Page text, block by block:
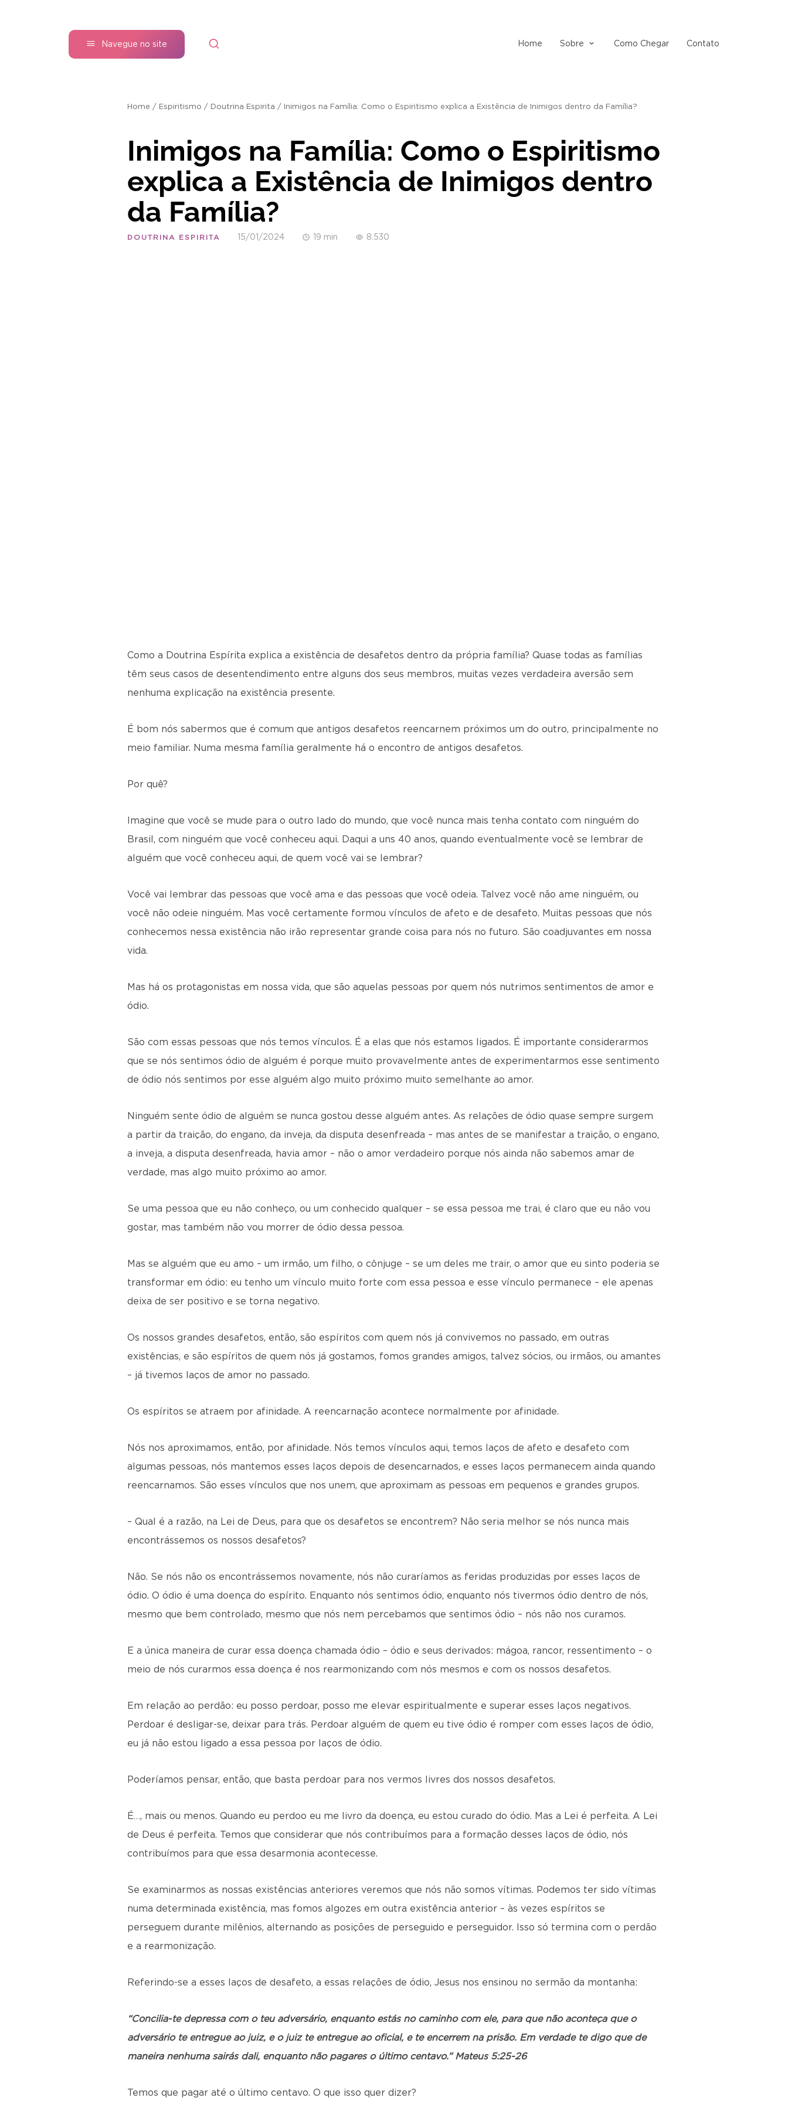
Navegue no site Home Sobre Como Chegar Contato
Home / Espiritismo / Doutrina Espirita / Inimigos na Família: Como o Espiritismo explica a Existência de Inimigos dentro da Família?
Inimigos na Família: Como o Espiritismo
explica a Existência de Inimigos dentro
da Família?
DOUTRINA ESPIRITA 15/01/2024 19 min 8.530
Como a Doutrina Espírita explica a existência de desafetos dentro da própria família? Quase todas as famílias
têm seus casos de desentendimento entre alguns dos seus membros, muitas vezes verdadeira aversão sem
nenhuma explicação na existência presente.
É bom nós sabermos que é comum que antigos desafetos reencarnem próximos um do outro, principalmente no
meio familiar. Numa mesma família geralmente há o encontro de antigos desafetos.
Por quê?
Imagine que você se mude para o outro lado do mundo, que você nunca mais tenha contato com ninguém do
Brasil, com ninguém que você conheceu aqui. Daqui a uns 40 anos, quando eventualmente você se lembrar de
alguém que você conheceu aqui, de quem você vai se lembrar?
Você vai lembrar das pessoas que você ama e das pessoas que você odeia. Talvez você não ame ninguém, ou
você não odeie ninguém. Mas você certamente formou vínculos de afeto e de desafeto. Muitas pessoas que nós
conhecemos nessa existência não irão representar grande coisa para nós no futuro. São coadjuvantes em nossa
vida.
Mas há os protagonistas em nossa vida, que são aquelas pessoas por quem nós nutrimos sentimentos de amor e
ódio.
São com essas pessoas que nós temos vínculos. É a elas que nós estamos ligados. É importante considerarmos
que se nós sentimos ódio de alguém é porque muito provavelmente antes de experimentarmos esse sentimento
de ódio nós sentimos por esse alguém algo muito próximo muito semelhante ao amor.
Ninguém sente ódio de alguém se nunca gostou desse alguém antes. As relações de ódio quase sempre surgem
a partir da traição, do engano, da inveja, da disputa desenfreada – mas antes de se manifestar a traição, o engano,
a inveja, a disputa desenfreada, havia amor – não o amor verdadeiro porque nós ainda não sabemos amar de
verdade, mas algo muito próximo ao amor.
Se uma pessoa que eu não conheço, ou um conhecido qualquer – se essa pessoa me trai, é claro que eu não vou
gostar, mas também não vou morrer de ódio dessa pessoa.
Mas se alguém que eu amo – um irmão, um filho, o cônjuge – se um deles me trair, o amor que eu sinto poderia se
transformar em ódio: eu tenho um vínculo muito forte com essa pessoa e esse vínculo permanece – ele apenas
deixa de ser positivo e se torna negativo.
Os nossos grandes desafetos, então, são espíritos com quem nós já convivemos no passado, em outras
existências, e são espíritos de quem nós já gostamos, fomos grandes amigos, talvez sócios, ou irmãos, ou amantes
– já tivemos laços de amor no passado.
Os espíritos se atraem por afinidade. A reencarnação acontece normalmente por afinidade.
Nós nos aproximamos, então, por afinidade. Nós temos vínculos aqui, temos laços de afeto e desafeto com
algumas pessoas, nós mantemos esses laços depois de desencarnados, e esses laços permanecem ainda quando
reencarnamos. São esses vínculos que nos unem, que aproximam as pessoas em pequenos e grandes grupos.
– Qual é a razão, na Lei de Deus, para que os desafetos se encontrem? Não seria melhor se nós nunca mais
encontrássemos os nossos desafetos?
Não. Se nós não os encontrássemos novamente, nós não curaríamos as feridas produzidas por esses laços de
ódio. O ódio é uma doença do espírito. Enquanto nós sentimos ódio, enquanto nós tivermos ódio dentro de nós,
mesmo que bem controlado, mesmo que nós nem percebamos que sentimos ódio – nós não nos curamos.
E a única maneira de curar essa doença chamada ódio – ódio e seus derivados: mágoa, rancor, ressentimento – o
meio de nós curarmos essa doença é nos rearmonizando com nós mesmos e com os nossos desafetos.
Em relação ao perdão: eu posso perdoar, posso me elevar espiritualmente e superar esses laços negativos.
Perdoar é desligar-se, deixar para trás. Perdoar alguém de quem eu tive ódio é romper com esses laços de ódio,
eu já não estou ligado a essa pessoa por laços de ódio.
Poderíamos pensar, então, que basta perdoar para nos vermos livres dos nossos desafetos.
É…, mais ou menos. Quando eu perdoo eu me livro da doença, eu estou curado do ódio. Mas a Lei é perfeita. A Lei
de Deus é perfeita. Temos que considerar que nós contribuímos para a formação desses laços de ódio, nós
contribuímos para que essa desarmonia acontecesse.
Se examinarmos as nossas existências anteriores veremos que nós não somos vítimas. Podemos ter sido vítimas
numa determinada existência, mas fomos algozes em outra existência anterior – às vezes espíritos se
perseguem durante milênios, alternando as posições de perseguido e perseguidor. Isso só termina com o perdão
e a rearmonização.
Referindo-se a esses laços de desafeto, a essas relações de ódio, Jesus nos ensinou no sermão da montanha:
“Concilia-te depressa com o teu adversário, enquanto estás no caminho com ele, para que não aconteça que o
adversário te entregue ao juiz, e o juiz te entregue ao oficial, e te encerrem na prisão. Em verdade te digo que de
maneira nenhuma sairás dali, enquanto não pagares o último centavo.” Mateus 5:25-26
Temos que pagar até o último centavo. O que isso quer dizer?